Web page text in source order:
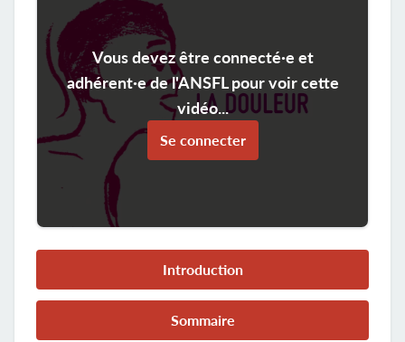
Vous devez être connecté·e et
adhérent·e de l'ANSFL pour voir cette
vidéo...
Se connecter
Introduction
Sommaire